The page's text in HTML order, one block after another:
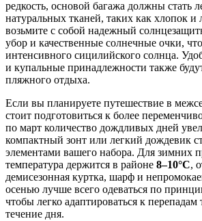
редкость, основой багажа должны стать
натуральных тканей, таких как хлопок и
возьмите с собой надежный
убор и качественные солнечные очки,
интенсивного сицилийского солнца.
и купальные принадлежности также
пляжного отдыха.
Если вы планируете путешествие в
стоит подготовиться к более
по март количество дождливых дней
компактный зонт или легкий дождевик
элементами вашего набора. Для зимних
температура держится в районе 8–10°C,
демисезонная куртка, шарф и
осенью лучше всего одеваться по
чтобы легко адаптироваться к перепадам
течение дня.